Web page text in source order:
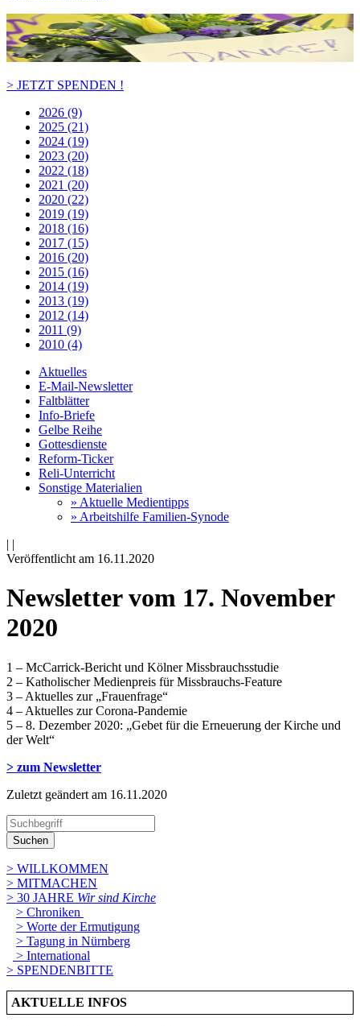
> JETZT SPENDEN !
2026 (9)
2025 (21)
2024 (19)
2023 (20)
2022 (18)
2021 (20)
2020 (22)
2019 (19)
2018 (16)
2017 (15)
2016 (20)
2015 (16)
2014 (19)
2013 (19)
2012 (14)
2011 (9)
2010 (4)
Aktuelles
E-Mail-Newsletter
Faltblätter
Info-Briefe
Gelbe Reihe
Gottesdienste
Reform-Ticker
Reli-Unterricht
Sonstige Materialien
» Aktuelle Medientipps
» Arbeitshilfe Familien-Synode
| |
Veröffentlicht am 16­.11.2020
Newsletter vom 17. November
2020
1 – McCarrick-Bericht und Kölner Missbrauchsstudie
2 – Katholischer Medienpreis für Missbrauchs-Feature
3 – Aktuelles zur „Frauenfrage“
4 – Aktuelles zur Corona-Pandemie
5 – 8. Dezember 2020: „Gebet für die Erneuerung der Kirche und
der Welt“
> zum Newsletter
Zuletzt geändert am 16­.11.2020
Suchen
> WILLKOMMEN
> MITMACHEN
> 30 JAHRE Wir sind Kirche
> Chroniken
> Worte der Ermutigung
> Tagung in Nürnberg
> International
> SPENDENBITTE
AKTUELLE INFOS